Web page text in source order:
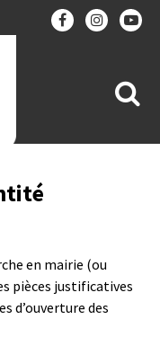
à
en mairie (ou
pièces justificatives
d’ouverture des